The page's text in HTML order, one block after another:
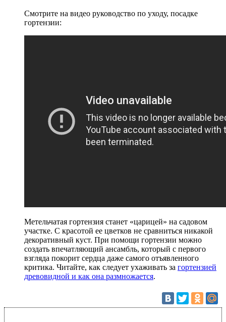
Смотрите на видео руководство по уходу, посадке
гортензии:
Метельчатая гортензия станет «царицей» на садовом
участке. С красотой ее цветков не сравниться никакой
декоративный куст. При помощи гортензии можно
создать впечатляющий ансамбль, который с первого
взгляда покорит сердца даже самого отъявленного
критика. Читайте, как следует ухаживать за гортензией
древовидной и как она размножается.